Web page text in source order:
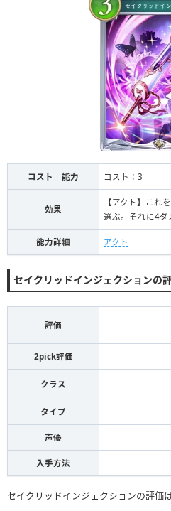
コスト｜能力 コスト：3
効果
【アクト】これ
選ぶ。それに4ダ
能力詳細 アクト
セイクリッドインジェクションの
評価
2pick評価
クラス
タイプ
声優
入手方法
セイクリッドインジェクションの評価は